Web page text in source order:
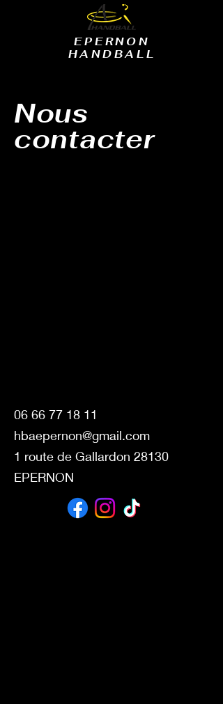
EPERNON
HANDBALL
Nous
contacter
06 66 77 18 11
hbaepernon@gmail.com
1 route de Gallardon 28130
EPERNON